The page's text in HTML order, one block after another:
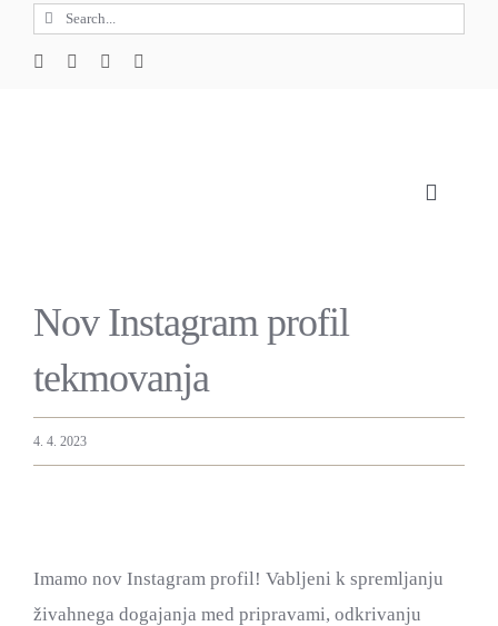
Search
for:
Toggle
Nov Instagram profil
tekmovanja
4. 4. 2023
Imamo nov Instagram profil! Vabljeni k spremljanju
živahnega dogajanja med pripravami, odkrivanju